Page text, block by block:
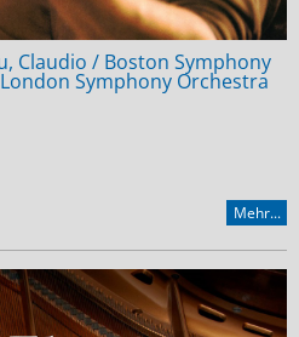
Claudio / Boston Symphony
Symphony Orchestra
Mehr...